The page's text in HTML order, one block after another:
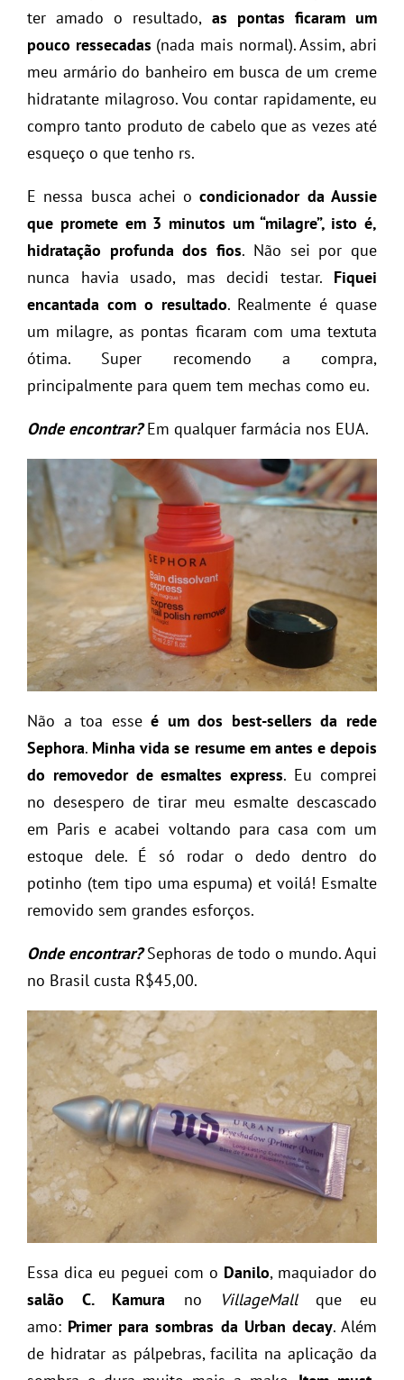
ter amado o resultado, as pontas ficaram um
pouco ressecadas (nada mais normal). Assim, abri
meu armário do banheiro em busca de um creme
hidratante milagroso. Vou contar rapidamente, eu
compro tanto produto de cabelo que as vezes até
esqueço o que tenho rs.
E nessa busca achei ocondicionador da Aussie
que promete em 3 minutos um “milagre”, isto é,
hidratação profunda dos fios. Não sei por que
nunca havia usado, mas decidi testar. Fiquei
encantada com o resultado. Realmente é quase
um milagre, as pontas ficaram com uma textuta
ótima. Super recomendo a compra,
principalmente para quem tem mechas como eu.
Onde encontrar?Em qualquer farmácia nos EUA.
Não a toa esseé um dos best-sellers da rede
Sephora. Minha vida se resume em antes e depois
do removedor de esmaltes express. Eu comprei
no desespero de tirar meu esmalte descascado
em Paris e acabei voltando para casa com um
estoque dele. É só rodar o dedo dentro do
potinho (tem tipo uma espuma) et voilá! Esmalte
removido sem grandes esforços.
Onde encontrar?Sephoras de todo o mundo. Aqui
no Brasil custa R$45,00.
Essa dica eu peguei com o Danilo, maquiador do
salão C. Kamura no VillageMallque eu
amo: Primer para sombras da Urban decay. Além
de hidratar as pálpebras, facilita na aplicação da